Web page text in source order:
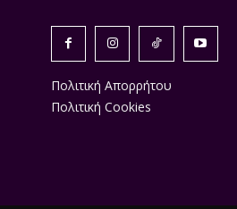
Πολιτική Απορρήτου
Πολιτική Cookies